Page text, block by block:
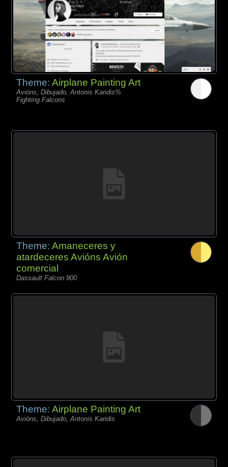
Theme:Airplane Painting Art
Avións, Dibujado, Antonis Karidis%
Fighting Falcons
Theme:Amaneceres y
atardeceres Avións Avión
comercial
Dassault Falcon 900
Theme:Airplane Painting Art
Avións, Dibujado, Antonis Karidis